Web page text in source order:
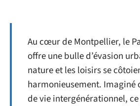
Au cœur de Montpellier, le
offre une bulle d’évasion
nature et les loisirs se
harmonieusement. Imaginé
de vie intergénérationnel,